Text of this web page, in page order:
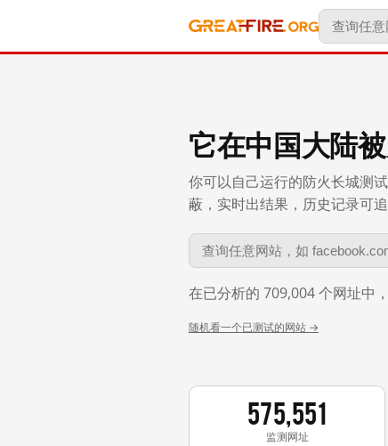
它在中国大陆
你可以自己运行的防火长城测
蔽，实时出结果，历史记录可追
在已分析的 709,004 个网址中
随机看一个已测试的网站 →
575,551
监测网址